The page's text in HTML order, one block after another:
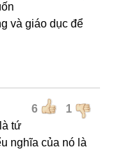
và giáo dục để
6 1
tứ
nghĩa của nó là